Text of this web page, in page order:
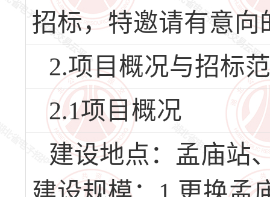
招标，特邀请有意
2.项目概况与招标
2.1项目概况
建设地点：孟庙站